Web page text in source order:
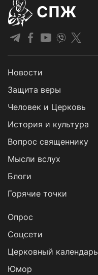
СПЖ
Новости
Защита веры
Человек и Церковь
История и культура
Вопрос священнику
Мысли вслух
Блоги
Горячие точки
Опрос
Cоцсети
Церковный календарь
Юмор